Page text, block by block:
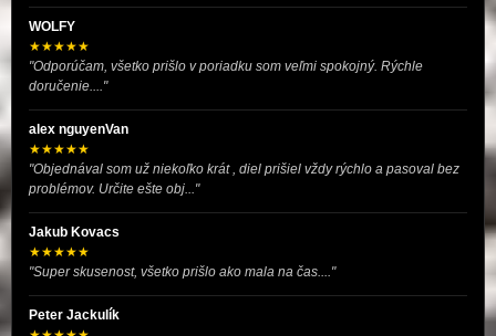
WOLFY
★★★★★
"Odporúčam, všetko prišlo v poriadku som veľmi spokojný. Rýchle
doručenie...."
alex nguyenVan
★★★★★
"Objednával som už niekoľko krát , diel prišiel vždy rýchlo a pasoval bez
problémov. Určite ešte obj..."
Jakub Kovacs
★★★★★
"Super skusenost, všetko prišlo ako mala na čas...."
Peter Jackulík